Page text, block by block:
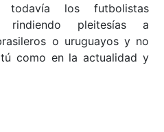
todavía los futbolistas
rindiendo pleitesías a
o uruguayos y no
como en la actualidad y